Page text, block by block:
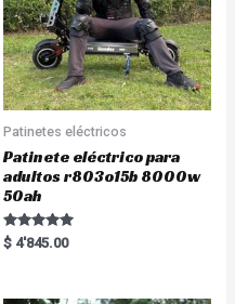
Patinetes eléctricos
Patinete eléctrico para
adultos r803o15b 8000w
50ah
Rated
5.00
$ 4'845.00